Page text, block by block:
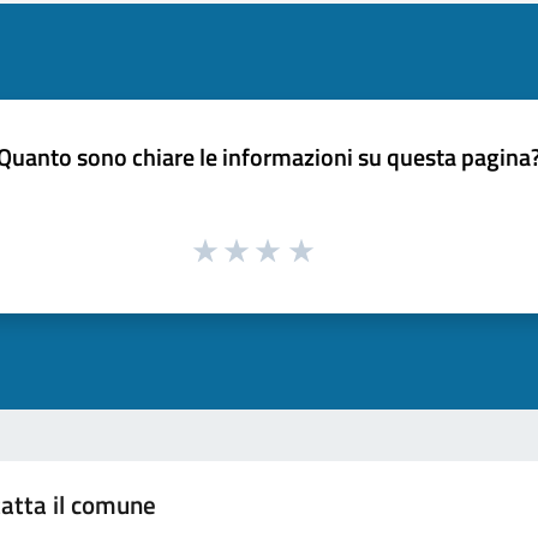
sono chiare le informazioni su questa
il comune